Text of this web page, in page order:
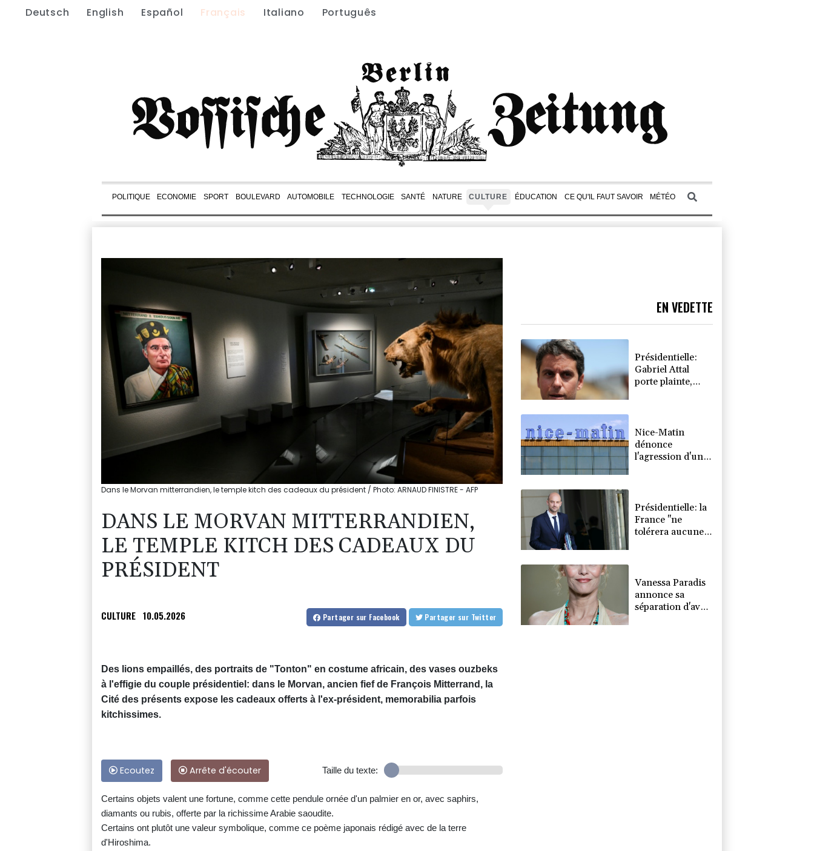
Deutsch English Español Français Italiano Português
POLITIQUE ECONOMIE SPORT BOULEVARD AUTOMOBILE TECHNOLOGIE SANTÉ NATURE CULTURE ÉDUCATION CE QU'IL FAUT SAVOIR MÉTÉO
Dans le Morvan mitterrandien, le temple kitch des cadeaux du président / Photo: ARNAUD FINISTRE - AFP
DANS LE MORVAN MITTERRANDIEN,
LE TEMPLE KITCH DES CADEAUX DU
PRÉSIDENT
CULTURE 10.05.2026 Partager sur Facebook Partager sur Twitter
Des lions empaillés, des portraits de "Tonton" en costume africain, des vases ouzbeks
à l'effigie du couple présidentiel: dans le Morvan, ancien fief de François Mitterrand, la
Cité des présents expose les cadeaux offerts à l'ex-président, memorabilia parfois
kitchissimes.
Ecoutez Arrête d'écouter Taille du texte:
Certains objets valent une fortune, comme cette pendule ornée d'un palmier en or, avec saphirs,
diamants ou rubis, offerte par la richissime Arabie saoudite.
Certains ont plutôt une valeur symbolique, comme ce poème japonais rédigé avec de la terre
d'Hiroshima.
EN VEDETTE
Présidentielle:
Gabriel Attal
porte plainte,
Nice-Matin
dénonce
l'agression d'une
Mer
Présidentielle: la
France "ne
tolérera aucune
prévient le chef
de la diplomatie
Vanessa Paradis
annonce sa
séparation d'avec